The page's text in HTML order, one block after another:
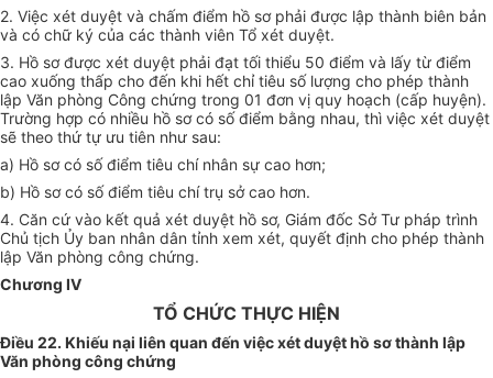
2. Việc xét duyệt và chấm điểm hồ sơ phải được lập thành biên bản
và có chữ ký của các thành viên Tổ xét duyệt.
3. Hồ sơ được xét duyệt phải đạt tối thiểu 50 điểm và lấy từ điểm
cao xuống thấp cho đến khi hết chỉ tiêu số lượng cho phép thành
lập Văn phòng Công chứng trong 01 đơn vị quy hoạch (cấp huyện).
Trường hợp có nhiều hồ sơ có sốđiểm bằng nhau, thì việc xét duyệt
sẽ theo thứ tự ưu tiên như sau:
a) Hồ sơ có số điểm tiêu chí nhân sự cao hơn;
b) Hồ sơ có số điểm tiêu chí trụ sở cao hơn.
4. Căn cứ vào kết quả xét duyệt hồ sơ, Giám đốc Sở Tư pháp trình
Chủ tịch Ủy ban nhân dân tỉnh xem xét, quyết định cho phép thành
lập Văn phòng công chứng.
Chương IV
TỔ CHỨC THỰC HIỆN
Điều 22. Khiếu nại liên quan đến việc xét duyệt hồ sơ thành lập
Văn phòng công chứng